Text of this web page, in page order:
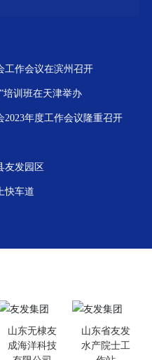
工作会议在滨州召开
培训班在天津举办
年度工作会议隆重召开
友发园区
快车道
山东无棣友
成海洋科技
山东省友发
水产院士工